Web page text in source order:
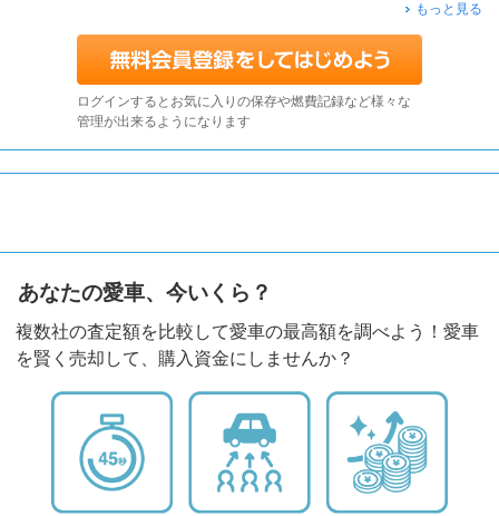
もっと見る
ログインするとお気に入りの保存や燃費記録など様々な
管理が出来るようになります
あなたの愛車、今いくら？
複数社の査定額を比較して愛車の最高額を調べよう！愛車
を賢く売却して、購入資金にしませんか？